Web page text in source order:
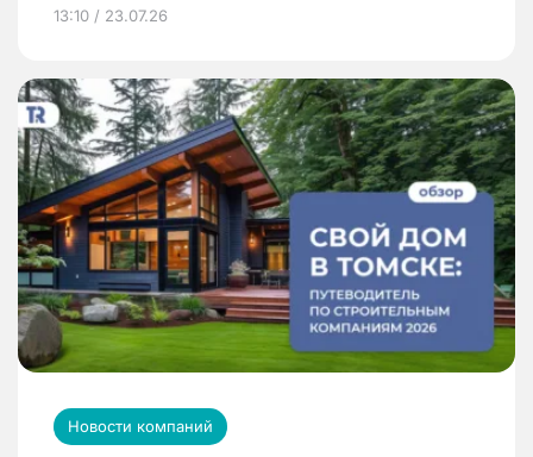
13:10 / 23.07.26
Новости компаний